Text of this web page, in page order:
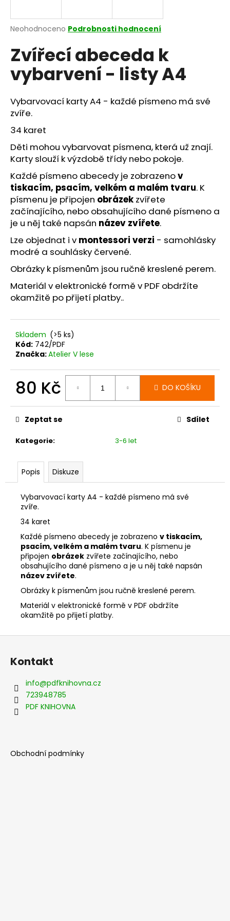
Průměrné
produktu
je
z
hvězdiček.
Neohodnoceno Podrobnosti hodnocení
Zvířecí abeceda k
vybarvení - listy A4
Vybarvovací karty A4 - každé písmeno má své
zvíře.
34 karet
Děti mohou vybarvovat písmena, která už znají.
Karty slouží k výzdobě třídy nebo pokoje.
Každé písmeno abecedy je zobrazenov
tiskacím, psacím, velkém a malém tvaru. K
písmenu je připojen obrázek zvířete
začínajícího, nebo obsahujícího dané písmeno a
je u něj také napsán název zvířete.
Lze objednat i v montessori verzi - samohlásky
modré a souhlásky červené.
Obrázky k písmenům jsou ručně kreslené perem.
Materiál v elektronické formě v PDF obdržíte
okamžitě po přijetí platby..
Skladem (>5 ks)
Kód: 742/PDF
Značka:Atelier V lese
80 Kč
cena:
DO KOŠÍKU
Kategorie: 3-6 let
Zeptat se Sdílet
Popis Diskuze
Vybarvovací karty A4 - každé písmeno má své
zvíře.
34 karet
Každé písmeno abecedy je zobrazeno v tiskacím,
psacím, velkém a malém tvaru. K písmenu je
připojen obrázek zvířete začínajícího, nebo
obsahujícího dané písmeno a je u něj také napsán
název zvířete.
Obrázky k písmenům jsou ručně kreslené perem.
Materiál v elektronické formě v PDF obdržíte
okamžitě po přijetí platby.
j
t
?
D
o
p
o
r
u
č
u
j
e
e
Z
Kontakt
info@pdfknihovna.cz
723948785
PDF KNIHOVNA
Obchodní podmínky